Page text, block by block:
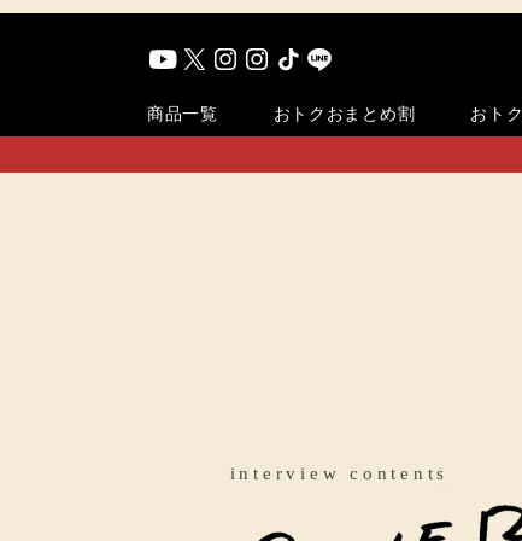
商品一覧 おトク おまとめ割 おトク